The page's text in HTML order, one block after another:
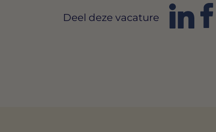
Deel deze vacature